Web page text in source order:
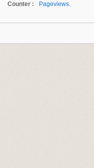
Counter :
Pageviews.